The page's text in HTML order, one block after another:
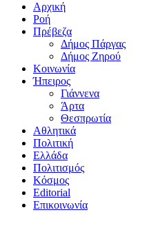
Αρχική
Ροή
Πρέβεζα
Δήμος Πάργας
Δήμος Ζηρού
Κοινωνία
Ήπειρος
Γιάννενα
Άρτα
Θεσπρωτία
Αθλητικά
Πολιτική
Ελλάδα
Πολιτισμός
Κόσμος
Editorial
Επικοινωνία